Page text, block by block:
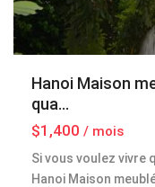
Hanoi Maison
qua...
$1,400 / mois
Si vous voulez vivre
Hanoi Maison
Tay